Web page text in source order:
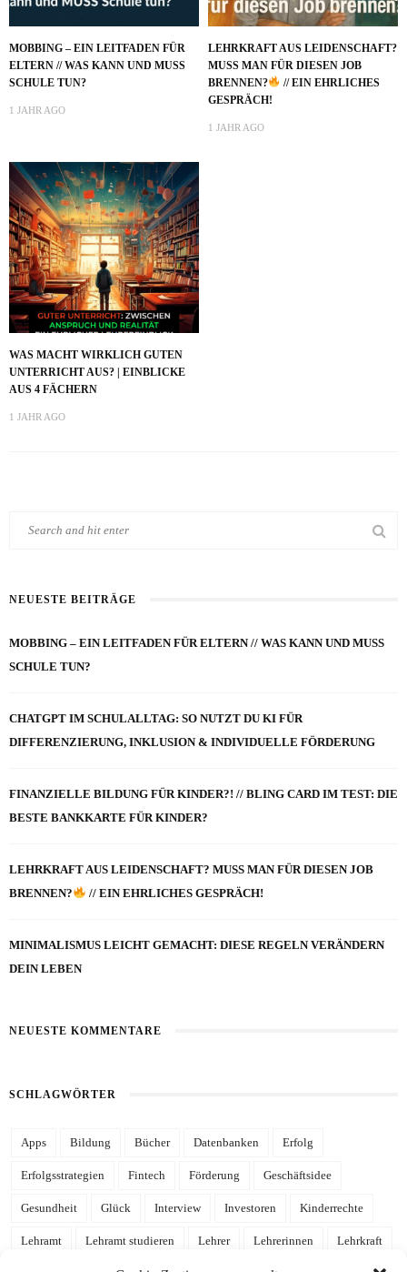
MOBBING – EIN LEITFADEN FÜR
ELTERN // WAS KANN UND MUSS
SCHULE TUN?
1 JAHR AGO
LEHRKRAFT AUS LEIDENSCHAFT?
MUSS MAN FÜR DIESEN JOB
BRENNEN?
// EIN EHRLICHES
GESPRÄCH!
1 JAHR AGO
WAS MACHT WIRKLICH GUTEN
UNTERRICHT AUS? | EINBLICKE
AUS 4 FÄCHERN
1 JAHR AGO
NEUESTE BEITRÄGE
MOBBING – EIN LEITFADEN FÜR ELTERN // WAS KANN UND MUSS
SCHULE TUN?
CHATGPT IM SCHULALLTAG: SO NUTZT DU KI FÜR
DIFFERENZIERUNG, INKLUSION & INDIVIDUELLE FÖRDERUNG
FINANZIELLE BILDUNG FÜR KINDER?! // BLING CARD IM TEST: DIE
BESTE BANKKARTE FÜR KINDER?
LEHRKRAFT AUS LEIDENSCHAFT? MUSS MAN FÜR DIESEN JOB
BRENNEN?
// EIN EHRLICHES GESPRÄCH!
MINIMALISMUS LEICHT GEMACHT: DIESE REGELN VERÄNDERN
DEIN LEBEN
NEUESTE KOMMENTARE
SCHLAGWÖRTER
Apps Bildung Bücher Datenbanken Erfolg
Erfolgsstrategien Fintech Förderung Geschäftsidee
Gesundheit Glück Interview Investoren Kinderrechte
Lehramt Lehramt studieren Lehrer Lehrerinnen Lehrkraft